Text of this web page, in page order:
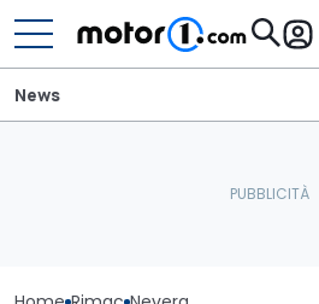
News